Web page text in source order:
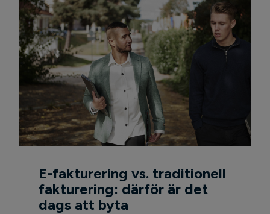
E-fakturering vs. traditionell
fakturering: därför är det
dags att byta